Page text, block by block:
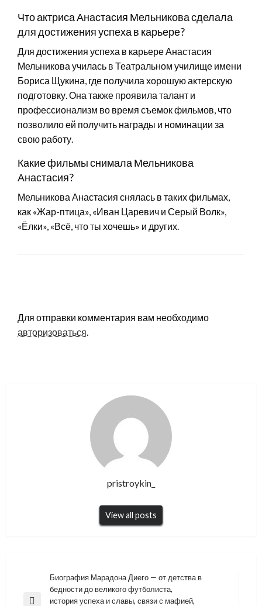
Что актриса Анастасия Мельникова сделала
для достижения успеха в карьере?
Для достижения успеха в карьере Анастасия
Мельникова училась в Театральном училище имени
Бориса Щукина, где получила хорошую актерскую
подготовку. Она также проявила талант и
профессионализм во время съемок фильмов, что
позволило ей получить награды и номинации за
свою работу.
Какие фильмы снимала Мельникова
Анастасия?
Мельникова Анастасия снялась в таких фильмах,
как «Жар-птица», «Иван Царевич и Серый Волк»,
«Ёлки», «Всё, что ты хочешь» и других.
Для отправки комментария вам необходимо
авторизоваться.
pristroykin_
View all posts
Навигация
по
Биография Марадона Диего — от детства в
бедности до великого футболиста,
история успеха и славы, связи с мафией,